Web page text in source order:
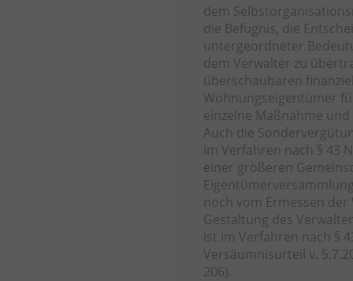
dem
die Befugnis, die
untergeordneter
dem Verwalter zu
überschaubaren
Wohnungseigentümer
einzelne Maßnahme
Auch die
im Verfahren nach § 43
einer größeren
noch vom Ermessen
Gestaltung des
ist im Verfahren nach §
Versäumnisurteil v.
206).